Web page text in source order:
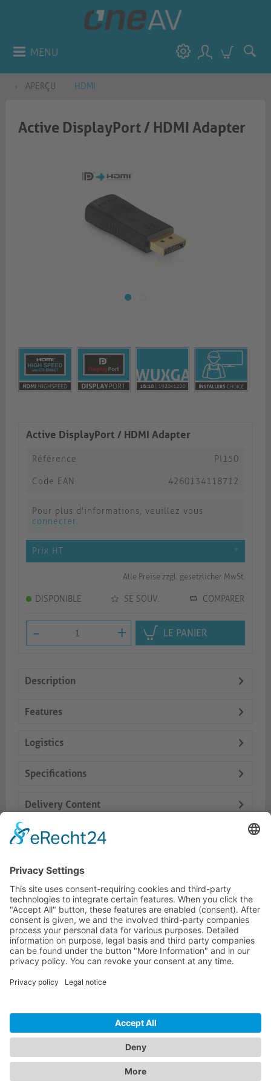
MENU
APERÇU HDMI
Active DisplayPort / HDMI Adapter
Active DisplayPort / HDMI Adapter
Référence PI150
Code EAN 4260134118712
Pour plus d'informations, veuillez vous
connecter.
Prix HT *
Alle Preise zzgl. gesetzlicher MwSt.
DISPONIBLE SE SOUV. COMPARER
- + LE PANIER
Description
Features
Logistics
Specifications
Delivery Content
Dokumente
Prod. similaires
HOTLINE ASSISTANCE
ONEAV.EU
NEWSLETTER